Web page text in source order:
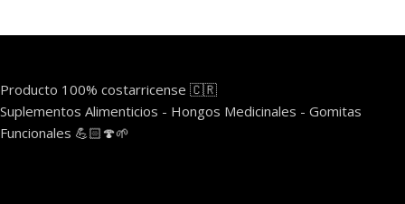
Producto 100% costarricense 🇨🇷
Suplementos Alimenticios - Hongos Medicinales - Gomitas
Funcionales 💪🏻🍄🌱